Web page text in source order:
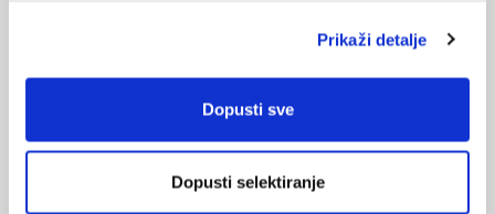
Prikaži detalje
Dopusti sve
Dopusti selektiranje
statistički korektno. Nadalje, uzorak je relativno homogen
različitim normama za emocionalno izražavanje. Osim toga,
pristranosti u odgovorima poput pogreške mjerenja ili
utjecati na izvještavanje o simptomima.